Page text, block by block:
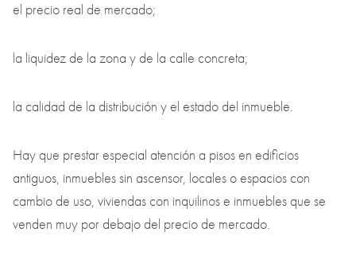
el precio real de mercado;
la liquidez de la zona y de la calle concreta;
la calidad de la distribución y el estado del inmueble.
Hay que prestar especial atención a pisos en edificios
antiguos, inmuebles sin ascensor, locales o espacios con
cambio de uso, viviendas con inquilinos e inmuebles que se
venden muy por debajo del precio de mercado.